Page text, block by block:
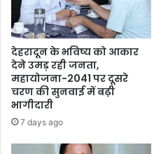
देहरादून के भविष्य को आकार
देने उमड़ रही जनता,
महायोजना-2041 पर दूसरे
चरण की सुनवाई में बढ़ी
भागीदारी
7 days ago